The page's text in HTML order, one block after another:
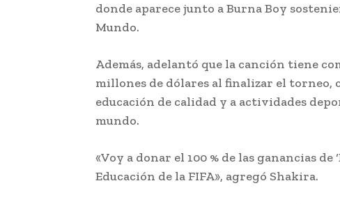
donde aparece junto a Burna Boy
Mundo.
Además, adelantó que la canción tiene
millones de dólares al finalizar el torneo,
educación de calidad y a actividades
mundo.
«Voy a donar el 100 % de las ganancias de
Educación de la FIFA», agregó Shakira.